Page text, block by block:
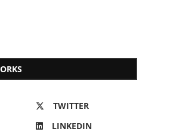
TWITTER
LINKEDIN